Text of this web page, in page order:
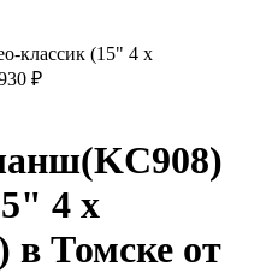
классик (15" 4 x
₽
4 x
в Томске от